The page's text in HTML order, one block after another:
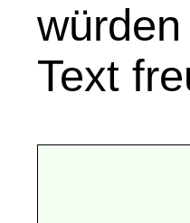
Text